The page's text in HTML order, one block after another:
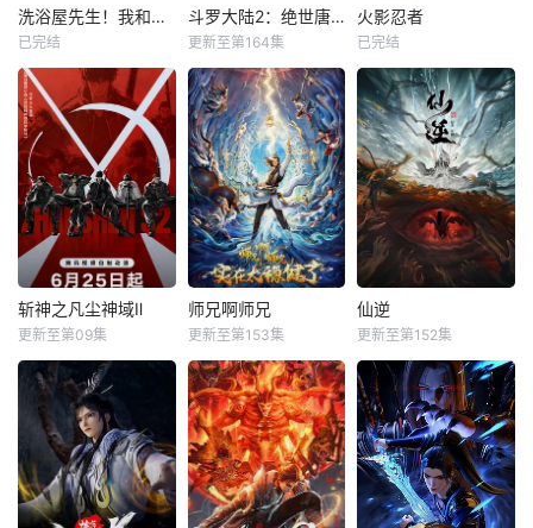
洗浴屋先生！我和那家伙在女浴池！？
已完结
斗罗大陆2：绝世唐门
更新至第164集
火影忍者
已完结
斩神之凡尘神域Ⅱ
更新至第09集
师兄啊师兄
更新至第153集
仙逆
更新至第152集